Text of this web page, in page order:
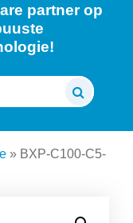
partner op
» BXP-C100-C5-